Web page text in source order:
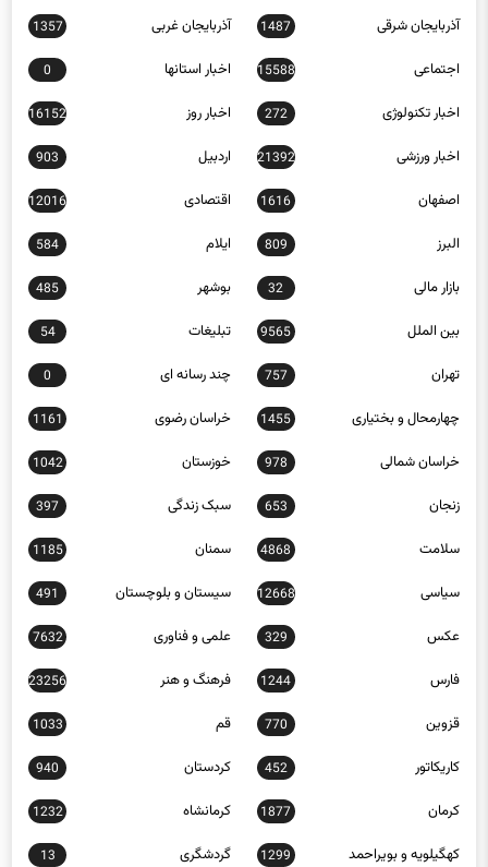
آذربایجان شرقی 1487 آذربایجان غربی 1357
اجتماعی 15588 اخبار استانها 0
اخبار تکنولوژی 272 اخبار روز 16152
اخبار ورزشی 21392 اردبیل 903
اصفهان 1616 اقتصادی 12016
البرز 809 ایلام 584
بازار مالی 32 بوشهر 485
بین الملل 9565 تبلیغات 54
تهران 757 چند رسانه ای 0
چهارمحال و بختیاری 1455 خراسان رضوی 1161
خراسان شمالی 978 خوزستان 1042
زنجان 653 سبک زندگی 397
سلامت 4868 سمنان 1185
سیاسی 12668 سیستان و بلوچستان 491
عکس 329 علمی و فناوری 7632
فارس 1244 فرهنگ و هنر 23256
قزوین 770 قم 1033
کاریکاتور 452 کردستان 940
کرمان 1877 کرمانشاه 1232
کهگیلویه و بویراحمد 1299 گردشگری 13